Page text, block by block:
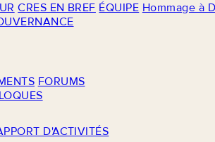
CRES EN BREF ÉQUIPE Hommage à
FORUMS
D'ACTIVITÉS